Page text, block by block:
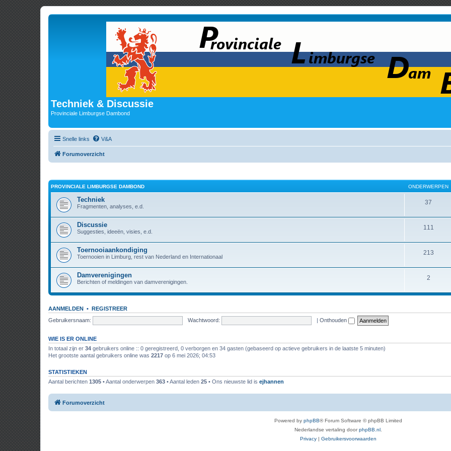
Techniek & Discussie
Provinciale Limburgse Dambond
Snelle links V&A
Forumoverzicht
PROVINCIALE LIMBURGSE DAMBOND ONDERWERPEN
Techniek
Fragmenten, analyses, e.d.
37
Discussie
Suggesties, ideeën, visies, e.d.
111
Toernooiaankondiging
Toernooien in Limburg, rest van Nederland en Internationaal
213
Damverenigingen
Berichten of meldingen van damverenigingen.
2
AANMELDEN • REGISTREER
Gebruikersnaam:
Wachtwoord: | Onthouden
WIE IS ER ONLINE
In totaal zijn er 34 gebruikers online :: 0 geregistreerd, 0 verborgen en 34 gasten (gebaseerd op actieve gebruikers in de laatste 5 minuten)
Het grootste aantal gebruikers online was 2217 op 6 mei 2026; 04:53
STATISTIEKEN
Aantal berichten 1305 • Aantal onderwerpen 363 • Aantal leden 25 • Ons nieuwste lid is ejhannen
Forumoverzicht
Powered by phpBB® Forum Software © phpBB Limited
Nederlandse vertaling doorphpBB.nl
Privacy | Gebruikersvoorwaarden